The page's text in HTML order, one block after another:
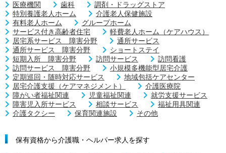
医療機関 歯科
調剤・ドラッグストア
特別養護老人ホーム
介護老人保健施設
有料老人ホーム
グループホーム
サービス付き高齢者住宅
軽費老人ホーム（ケアハウス）
居宅系サービス 障害分野
通所サービス
通所サービス 障害分野
ショートステイ
短期入所 障害分野
訪問サービス
訪問看護
訪問サービス 障害分野
小規模多機能型居宅介護
定期巡回・随時対応サービス
地域包括ケアセンター
居宅介護支援（ケアマネジメント）
介護医療院
障がい者福祉関連
児童福祉関連
就労支援サービス
障害児入所サービス
相談サービス
福祉用具関連
介護タクシー
保育関連施設 その他
保有資格から介護職・ヘルパー求人を探す